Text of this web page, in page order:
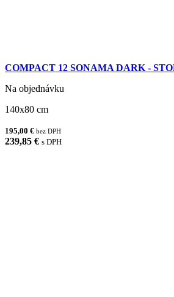
COMPACT 12 SONAMA DARK -
Na objednávku
140x80 cm
195,00 € bez DPH
239,85 € s DPH